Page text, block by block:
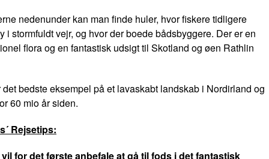
nedenunder kan man finde huler, hvor fiskere tidligere
i stormfuldt vejr, og hvor der boede bådsbyggere. Der er en
flora og en fantastisk udsigt til Skotland og øen Rathlin
det bedste eksempel på et lavaskabt landskab i Nordirland og
60 mio år siden.
Rejsetips:
for det første anbefale at gå til fods i det fantastisk